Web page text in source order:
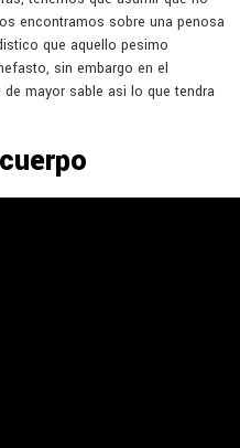
encontramos sobre una penosa
que aquello pesimo
sin embargo en el
mayor sable asi lo que tendra